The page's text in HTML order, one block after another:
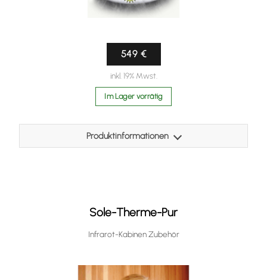
549 €
inkl. 19% Mwst.
Im Lager vorrätig
Produktinformationen
ähnliches Klima wie am Meer.
Sole-Therme-Pur
Infrarot-Kabinen Zubehör